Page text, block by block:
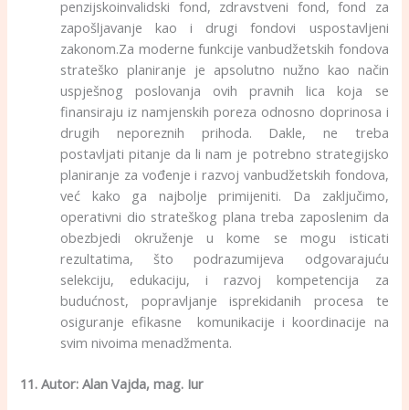
penzijskoinvalidski fond, zdravstveni fond, fond za
zapošljavanje kao i drugi fondovi uspostavljeni
zakonom.Za moderne funkcije vanbudžetskih fondova
strateško planiranje je apsolutno nužno kao način
uspješnog poslovanja ovih pravnih lica koja se
finansiraju iz namjenskih poreza odnosno doprinosa i
drugih neporeznih prihoda. Dakle, ne treba
postavljati pitanje da li nam je potrebno strategijsko
planiranje za vođenje i razvoj vanbudžetskih fondova,
već kako ga najbolje primijeniti. Da zaključimo,
operativni dio strateškog plana treba zaposlenim da
obezbjedi okruženje u kome se mogu isticati
rezultatima, što podrazumijeva odgovarajuću
selekciju, edukaciju, i razvoj kompetencija za
budućnost, popravljanje isprekidanih procesa te
osiguranje efikasne komunikacije i koordinacije na
svim nivoima menadžmenta.
11. Autor:Alan Vajda, mag. Iur